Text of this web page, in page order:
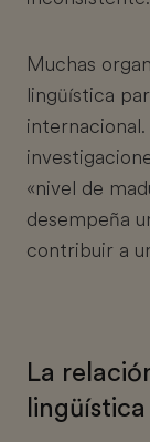
Muchas
lingüística
internacional.
«nivel de
desempeña
contribuir a
La